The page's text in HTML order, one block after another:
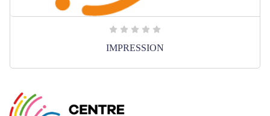
IMPRESSION